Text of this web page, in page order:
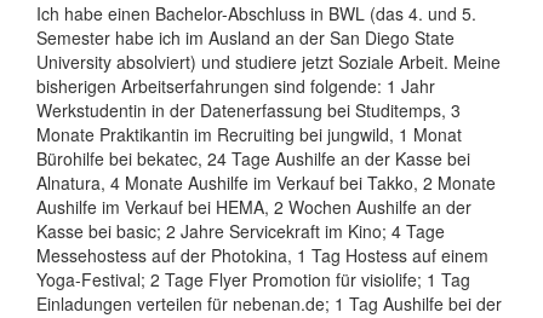
Ich habe einen Bachelor-Abschluss in BWL (das 4. und 5.
Semester habe ich im Ausland an der San Diego State
University absolviert) und studiere jetzt Soziale Arbeit. Meine
bisherigen Arbeitserfahrungen sind folgende: 1 Jahr
Werkstudentin in der Datenerfassung bei Studitemps, 3
Monate Praktikantin im Recruiting bei jungwild, 1 Monat
Bürohilfe bei bekatec, 24 Tage Aushilfe an der Kasse bei
Alnatura, 4 Monate Aushilfe im Verkauf bei Takko, 2 Monate
Aushilfe im Verkauf bei HEMA, 2 Wochen Aushilfe an der
Kasse bei basic; 2 Jahre Servicekraft im Kino; 4 Tage
Messehostess auf der Photokina, 1 Tag Hostess auf einem
Yoga-Festival; 2 Tage Flyer Promotion für visiolife; 1 Tag
Einladungen verteilen für nebenan.de; 1 Tag Aushilfe bei der